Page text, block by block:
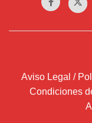
Aviso Legal /
Condiciones